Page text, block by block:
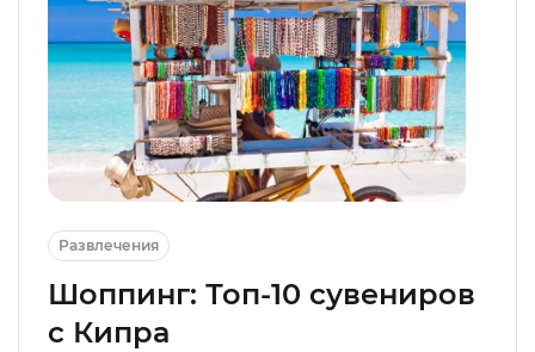
Развлечения
Шоппинг: Топ-10 сувениров
с Кипра